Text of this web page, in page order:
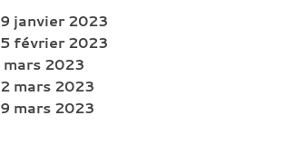
janvier 2023
février 2023
mars 2023
mars 2023
mars 2023